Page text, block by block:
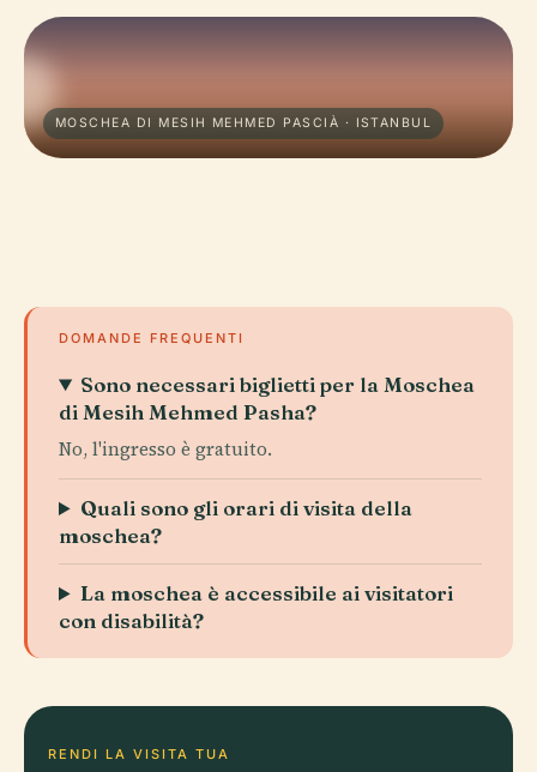
MOSCHEA DI MESIH MEHMED PASCIÀ · ISTANBUL
DOMANDE FREQUENTI
Sono necessari biglietti per la Moschea
di Mesih Mehmed Pasha?
No, l'ingresso è gratuito.
Quali sono gli orari di visita della
moschea?
La moschea è accessibile ai visitatori
con disabilità?
RENDI LA VISITA TUA